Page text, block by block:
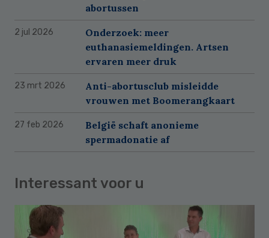
abortussen
2 jul 2026
Onderzoek: meer
euthanasiemeldingen. Artsen
ervaren meer druk
23 mrt 2026
Anti-abortusclub misleidde
vrouwen met Boomerangkaart
27 feb 2026
België schaft anonieme
spermadonatie af
Interessant voor u